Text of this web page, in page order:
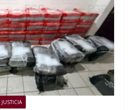
JUSTICIA